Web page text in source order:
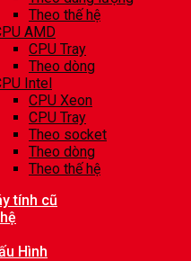
Theo thế hệ
AMD
CPU Tray
Theo dòng
Intel
CPU Xeon
CPU Tray
Theo socket
Theo dòng
Theo thế hệ
tính cũ
Hình